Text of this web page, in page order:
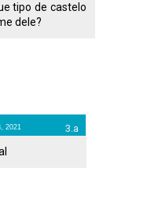
tipo de castelo
dele?
2021